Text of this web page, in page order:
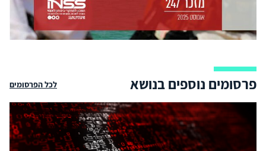
פרסומים נוספים בנושא לכל הפרסומים